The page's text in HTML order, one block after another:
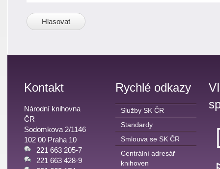
Kontakt
Národní knihovna
ČR
Sodomkova 2/1146
102 00 Praha 10
221 663 205-7
221 663 428-9
Rychlé odkazy
Služby SK ČR
Standardy
Smlouva se SK ČR
Centrální adresář
knihoven